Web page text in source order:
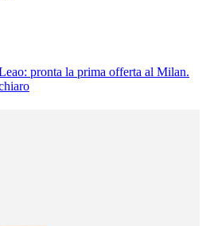
pronta la prima offerta al Milan.